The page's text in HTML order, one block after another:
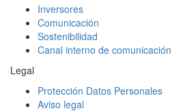
Inversores
Comunicación
Sostenibilidad
Canal interno de comunicación
Legal
Protección Datos Personales
Aviso legal